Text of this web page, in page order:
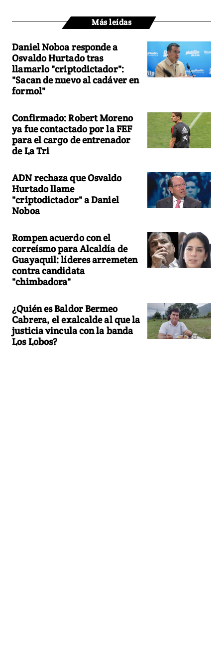
Más leídas
Daniel Noboa responde a
Osvaldo Hurtado tras
llamarlo "criptodictador":
"Sacan de nuevo al cadáver en
formol"
Confirmado: Robert Moreno
ya fue contactado por la FEF
para el cargo de entrenador
de La Tri
ADN rechaza que Osvaldo
Hurtado llame
"criptodictador" a Daniel
Noboa
Rompen acuerdo con el
correísmo para Alcaldía de
Guayaquil: líderes arremeten
contra candidata
"chimbadora"
¿Quién es Baldor Bermeo
Cabrera, el exalcalde al que la
justicia vincula con la banda
Los Lobos?